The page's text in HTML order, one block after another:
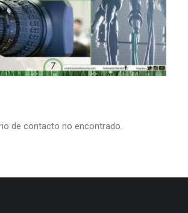
de contacto no encontrado.